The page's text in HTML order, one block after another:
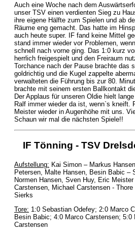
Auch eine Woche nach dem
unser TSV einen verdienten Sieg zu
ihre eigene Hälfte zum Spielen und ab
Räume eng gemacht. Das hatte im
auch heute super. IF fand keine Mittel
stand immer wieder vor Problemen,
schnell nach vorne ging. Das 1:0 kurz
herrlich freigespielt und den Freiraum
Torchance nach der Pause brachte das
goldrichtig und die Kugel zappelte
verwalteten die Führung bis zur 80.
brachte mit seinem ersten Ballkontakt
Der Applaus für unseren Oldie hielt
Ralf immer wieder da ist, wenn`s kneift.
Meister wieder in Augenhöhe mit uns.
Schaun wir mal die nächsten Spiele!!
IF Tönning - TSV
Aufstellung: Kai Simon – Markus
Petersen, Malte Hansen, Besin Babic –
Normen Hansen, Sven Huy, Eric
Carstensen, Michael Carstensen - Thore
Sierks
Tore: 1:0 Sebastian Odefey; 2:0 Marco
Besin Babic; 4:0 Marco Carstensen; 5:0
Carstensen